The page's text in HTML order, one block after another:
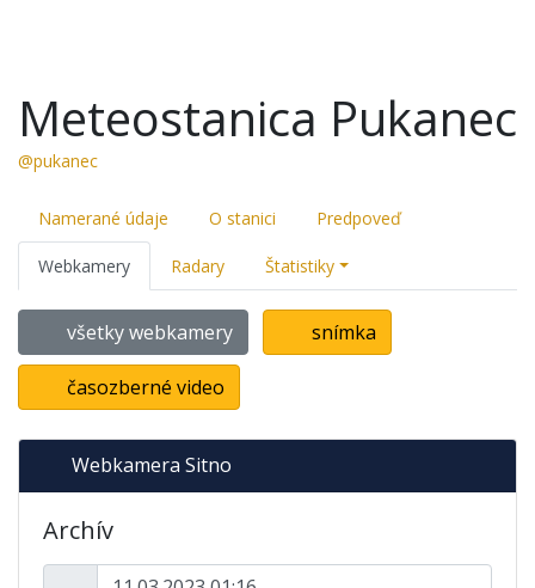
Meteostanica Pukanec
@pukanec
Namerané údaje O stanici Predpoveď
Webkamery Radary Štatistiky
všetky webkamery snímka
časozberné video
Webkamera Sitno
Archív